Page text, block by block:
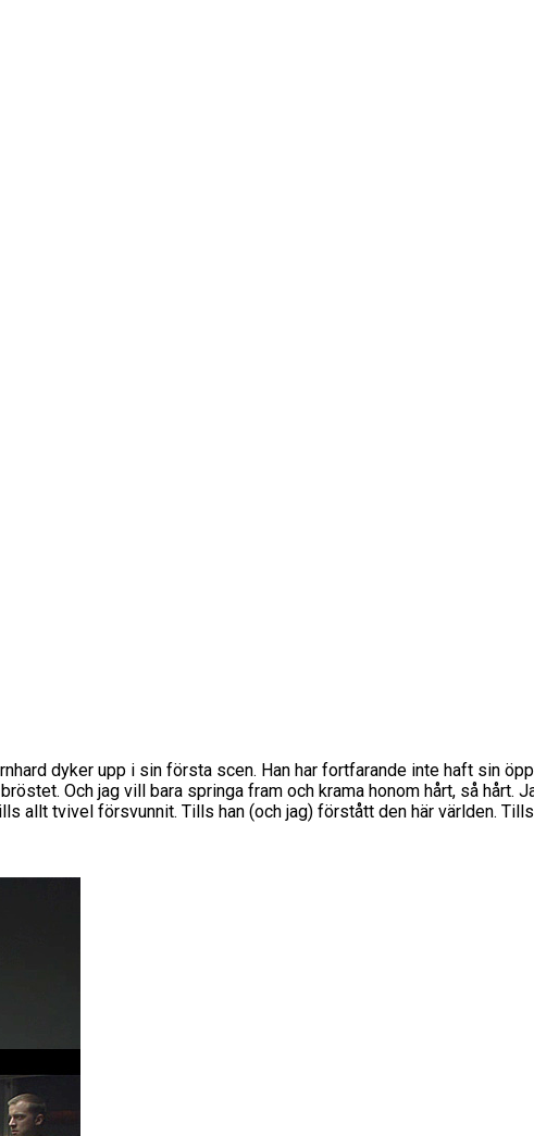
dyker upp i sin första scen. Han har fortfarande inte haft sin
Och jag vill bara springa fram och krama honom hårt, så
allt tvivel försvunnit. Tills han (och jag) förstått den här världen.